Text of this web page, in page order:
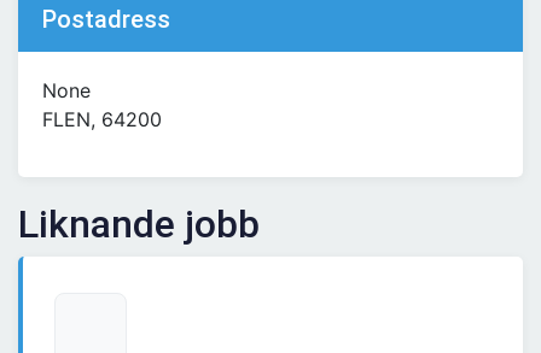
Postadress
None
FLEN, 64200
Liknande jobb